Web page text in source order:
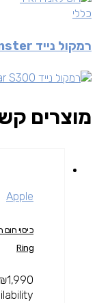
כללי
רמקול נייד Monster...
מוצרים
Apple
Ring
₪1,990